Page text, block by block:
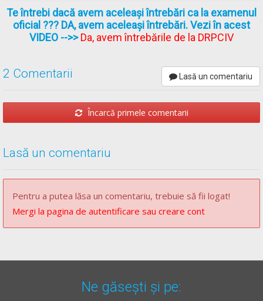
Recomandări:
Curs de mecanică (cunoașterea elementelor principale) --> Curs
Te întrebi dacă avem aceleași întrebări ca la examenul
oficial ??? DA, avem aceleași întrebări. Vezi în acest
VIDEO -->>Da, avem întrebările de la DRPCIV
2 Comentarii Lasă un comentariu
Încarcă primele comentarii
Lasă un comentariu
Pentru a putea lăsa un comentariu, trebuie să fii logat!
Mergi la pagina de autentificare sau creare cont
Ne găsești și pe: